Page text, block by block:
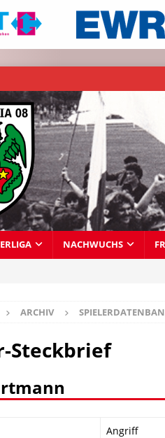
NACHWUCHS
ARCHIV
Steckbrief
Angriff